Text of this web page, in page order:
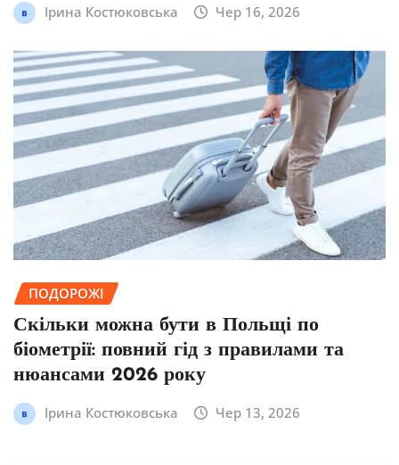
Ірина Костюковська Чер 16, 2026
ПОДОРОЖІ
Скільки можна бути в Польщі по
біометрії: повний гід з правилами та
нюансами 2026 року
Ірина Костюковська Чер 13, 2026